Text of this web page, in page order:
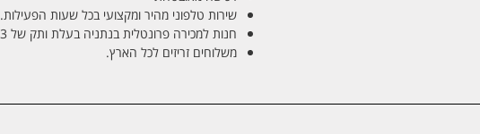
שירות טלפוני מהיר ומקצועי בכל שעות הפעילות.
חנות למכירה פרונטלית בנתניה בעלת ותק של 23 שנים
משלוחים זריזים לכל הארץ.